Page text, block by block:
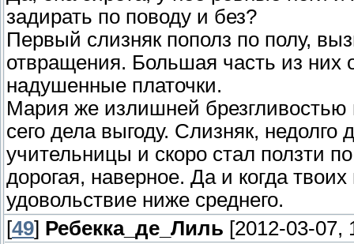
задирать по поводу и без?
Первый слизняк пополз по полу,
отвращения. Большая часть из них
надушенные платочки.
Мария же излишней брезгливостью
сего дела выгоду. Слизняк, недолго
учительницы и скоро стал ползти
дорогая, наверное. Да и когда твоих
удовольствие ниже среднего.
[49] Ребекка_де_Лиль [2012-03-07,